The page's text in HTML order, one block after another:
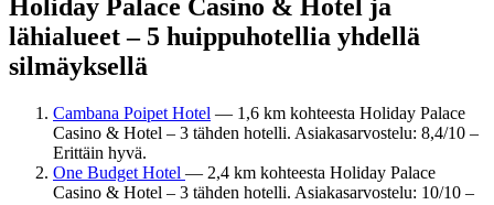
Holiday Palace Casino & Hotel ja
lähialueet – 5 huippuhotellia yhdellä
silmäyksellä
Cambana Poipet Hotel — 1,6 km kohteesta Holiday Palace
Casino & Hotel – 3 tähden hotelli. Asiakasarvostelu: 8,4/10 –
Erittäin hyvä.
One Budget Hotel — 2,4 km kohteesta Holiday Palace
Casino & Hotel – 3 tähden hotelli. Asiakasarvostelu: 10/10 –